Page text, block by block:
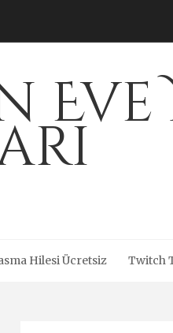
Eve
Hilesi Ücretsiz Twitch